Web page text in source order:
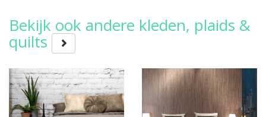
Bekijk ook andere kleden, plaids &
quilts